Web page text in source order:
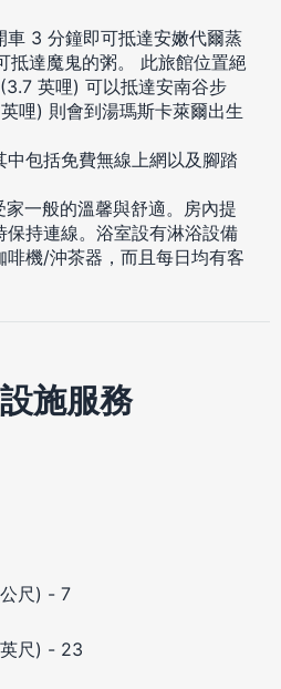
車 3 分鐘即可抵達安嫩代爾蒸
抵達魔鬼的粥。 此旅館位置絕
英哩) 可以抵達安南谷步
哩) 則會到湯瑪斯卡萊爾出生
包括免費無線上網以及腳踏
一般的溫馨與舒適。房內提
持連線。浴室設有淋浴設備
啡機/沖茶器，而且每日均有客
施服務
尺) - 7
尺) - 23